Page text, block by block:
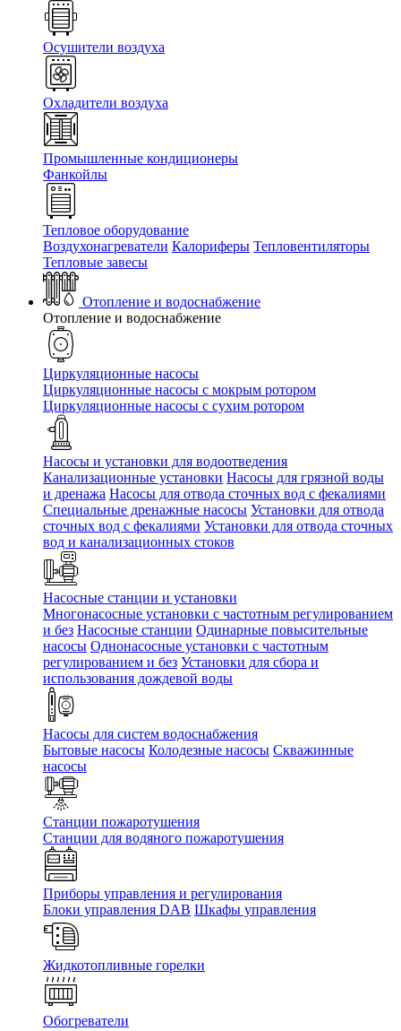
Осушители воздуха
Охладители воздуха
Промышленные кондиционеры
Фанкойлы
Тепловое оборудование
Воздухонагреватели Калориферы Тепловентиляторы
Тепловые завесы
Отопление и водоснабжение
Отопление и водоснабжение
Циркуляционные насосы
Циркуляционные насосы с мокрым ротором
Циркуляционные насосы с сухим ротором
Насосы и установки для водоотведения
Канализационные установки Насосы для грязной воды
и дренажа Насосы для отвода сточных вод c фекалиями
Специальные дренажные насосы Установки для отвода
сточных вод c фекалиями Установки для отвода сточных
вод и канализационных стоков
Насосные станции и установки
Многонасосные установки с частотным регулированием
и без Насосные станции Одинарные повысительные
насосы Однонасосные установки с частотным
регулированием и без Установки для сбора и
использования дождевой воды
Насосы для систем водоснабжения
Бытовые насосы Колодезные насосы Скважинные
насосы
Станции пожаротушения
Станции для водяного пожаротушения
Приборы управления и регулирования
Блоки управления DAB Шкафы управления
Жидкотопливные горелки
Обогреватели